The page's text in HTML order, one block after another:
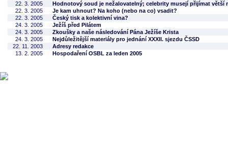
22. 3. 2005
Hodnotový soud je nežalovatelný; celebrity musejí přijímat větší
22. 3. 2005
Je kam uhnout? Na koho (nebo na co) vsadit?
22. 3. 2005
Český tisk a kolektivní vina?
24. 3. 2005
Ježíš před Pilátem
24. 3. 2005
Zkoušky a naše následování Pána Ježíše Krista
24. 3. 2005
Nejdůležitější materiály pro jednání XXXII. sjezdu ČSSD
22. 11. 2003
Adresy redakce
13. 2. 2005
Hospodaření OSBL za leden 2005